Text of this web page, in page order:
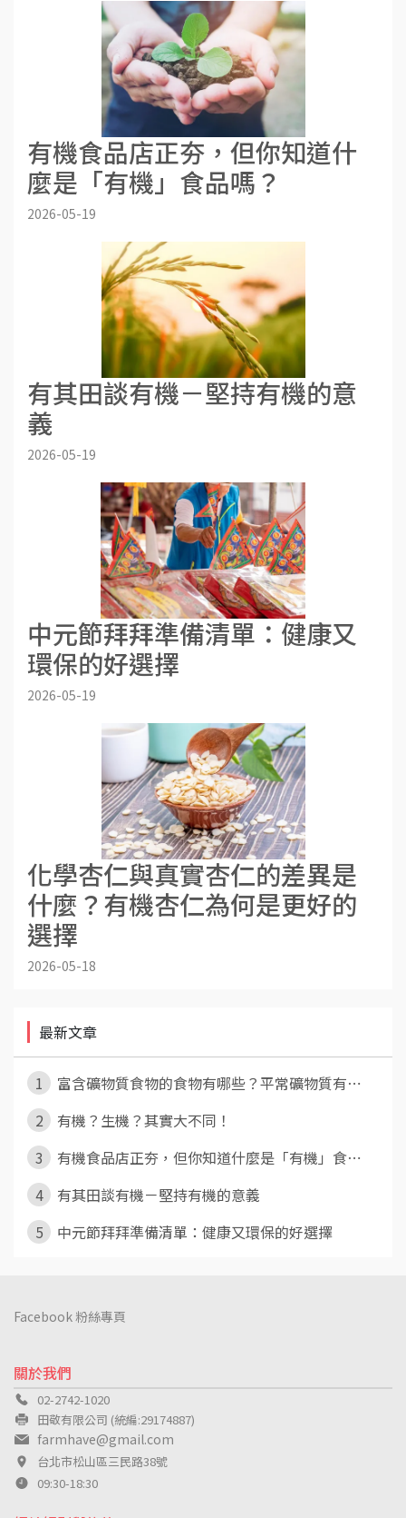
有機食品店正夯，但你知道什
麼是「有機」食品嗎？
2026-05-19
有其田談有機－堅持有機的意
義
2026-05-19
中元節拜拜準備清單：健康又
環保的好選擇
2026-05-19
化學杏仁與真實杏仁的差異是
什麼？有機杏仁為何是更好的
選擇
2026-05-18
最新文章
1
富含礦物質食物的食物有哪些？平常礦物質有⋯
2
有機？生機？其實大不同！
3
有機食品店正夯，但你知道什麼是「有機」食⋯
4
有其田談有機－堅持有機的意義
5
中元節拜拜準備清單：健康又環保的好選擇
關於我們
02-2742-1020
田敬有限公司 (統編:29174887)
farmhave@gmail.com
台北市松山區三民路38號
09:30-18:30
Facebook 粉絲專頁